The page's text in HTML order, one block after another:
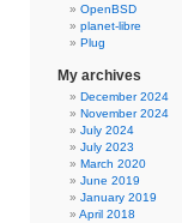
OpenBSD
planet-libre
Plug
My archives
December 2024
November 2024
July 2024
July 2023
March 2020
June 2019
January 2019
April 2018